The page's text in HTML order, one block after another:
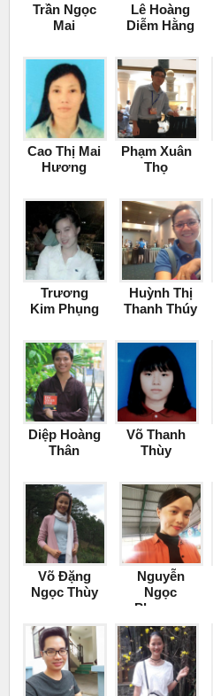
Trần Ngọc
Mai
Lê Hoàng
Diễm Hằng
Cao Thị Mai
Hương
Phạm Xuân
Thọ
Trương
Kim Phụng
Huỳnh Thị
Thanh Thúy
Diệp Hoàng
Thân
Võ Thanh
Thùy
Võ Đặng
Ngọc Thùy
Nguyễn
Ngọc
Phương
Thảo